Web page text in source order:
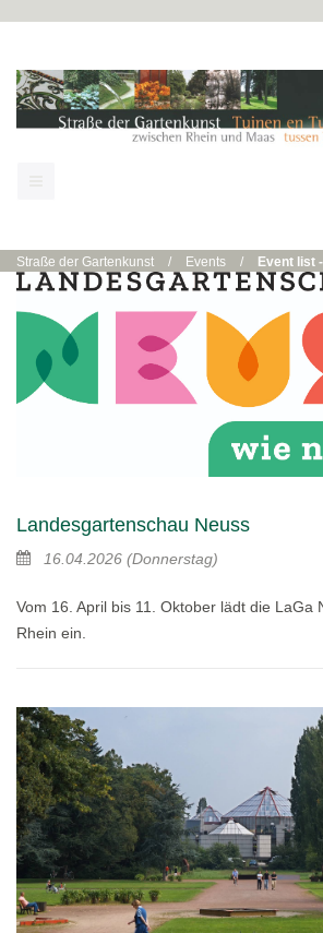
Straße der Gartenkunst / Events / Event list
Landesgartenschau Neuss
16.04.2026 (Donnerstag)
Vom 16. April bis 11. Oktober lädt die LaGa
Rhein ein.